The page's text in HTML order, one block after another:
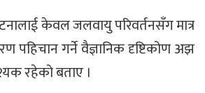
केवल जलवायु परिवर्तनसँग मात्र
पहिचान गर्ने वैज्ञानिक दृष्टिकोण अझ
रहेको बताए ।